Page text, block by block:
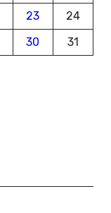
23
24
30 31